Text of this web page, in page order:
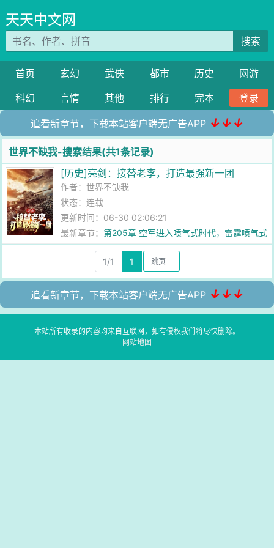
天天中文网
搜索
首页 玄幻 武侠 都市 历史
网游
科幻
言情 其他 排行 完本 登录
追看新章节，下载本站客户端无广告APP ↓↓↓
世界不缺我-搜索结果(共1条记录)
[历史]亮剑：接替老李，打造最强新一团
作者：世界不缺我
状态：连载
更新时间：06-30 02:06:21
最新章节：第205章 空军进入喷气式时代，雷霆喷气式
战斗机
1/1
1
追看新章节，下载本站客户端无广告APP ↓↓↓
本站所有收录的内容均来自互联网，如有侵权我们将尽快删除。
网站地图